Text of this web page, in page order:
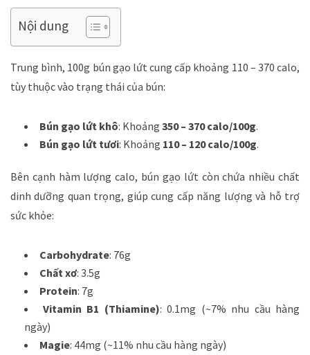
Nội dung
Trung bình, 100g bún gạo lứt cung cấp khoảng 110 – 370 calo,
tùy thuộc vào trạng thái của bún:
Bún gạo lứt khô: Khoảng 350 – 370 calo/100g.
Bún gạo lứt tươi: Khoảng 110 – 120 calo/100g.
Bên cạnh hàm lượng calo, bún gạo lứt còn chứa nhiều chất
dinh dưỡng quan trọng, giúp cung cấp năng lượng và hỗ trợ
sức khỏe:
Carbohydrate: 76g
Chất xơ: 3.5g
Protein: 7g
Vitamin B1 (Thiamine): 0.1mg (~7% nhu cầu hàng
ngày)
Magie: 44mg (~11% nhu cầu hàng ngày)